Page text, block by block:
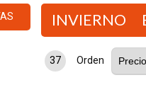
INVIERNO
37 Orden